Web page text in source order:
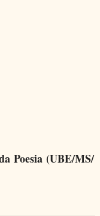
Poesia (UBE/MS/